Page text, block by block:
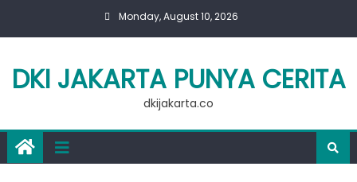
Monday, August 10, 2026
DKI JAKARTA PUNYA CERITA
dkijakarta.co